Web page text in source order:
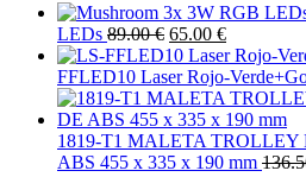
LEDs 89.00 € 65.00 €
FFLED10 Laser Rojo-
1819-T1 MALETA
ABS 455 x 335 x 190 mm